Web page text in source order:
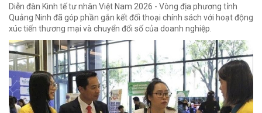
Diễn đàn Kinh tế tư nhân Việt Nam 2026 - Vòng địa phương tỉnh
Quảng Ninh đã góp phần gắn kết đối thoại chính sách với hoạt động
xúc tiến thương mại và chuyển đổi số của doanh nghiệp.